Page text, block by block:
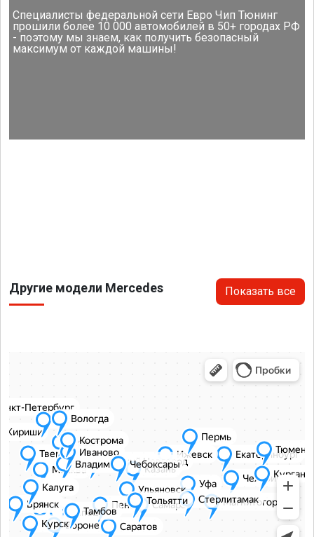
Специалисты федеральной сети Евро Чип Тюнинг
прошили более 10 000 автомобилей в 50+ городах РФ
- поэтому мы знаем, как получить безопасный
максимум от каждой машины!
Другие модели Mercedes Показать все